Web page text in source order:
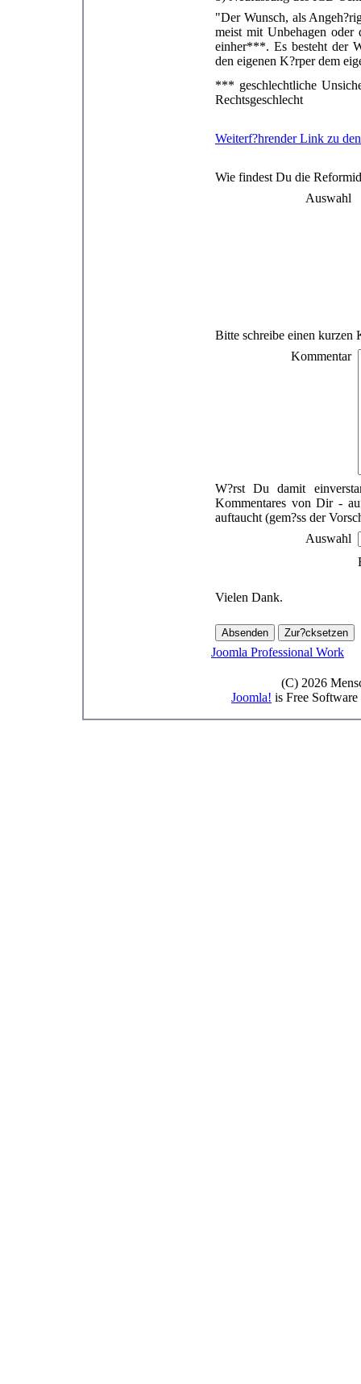
"Der Wunsch, als
meist mit Unbehagen oder
einher***. Es besteht der
den eigenen K?rper dem
*** geschlechtliche
Rechtsgeschlecht
Weiterf?hrender Link zu
Wie findest Du die
Auswahl
Bitte schreibe einen kurzen
Kommentar
W?rst Du damit
Kommentares von Dir -
auftaucht (gem?ss der
Auswahl
Vielen Dank.
Joomla Professional Work
(C) 2026
Joomla! is Free